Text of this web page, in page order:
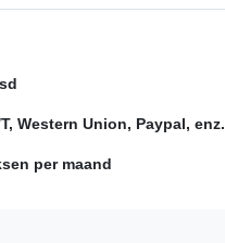
Western Union, Paypal, enz.
per maand